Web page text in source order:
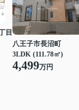
目
八王子市長沼町
3LDK (111.78㎡)
4,499万円